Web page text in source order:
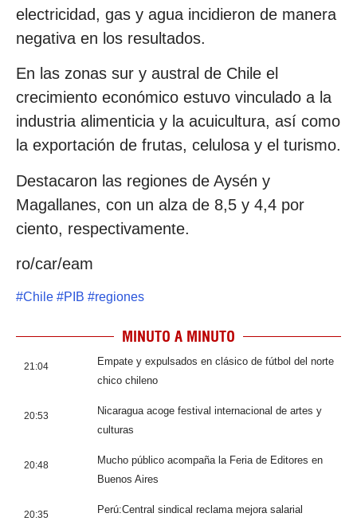
electricidad, gas y agua incidieron de manera
negativa en los resultados.
En las zonas sur y austral de Chile el
crecimiento económico estuvo vinculado a la
industria alimenticia y la acuicultura, así como
la exportación de frutas, celulosa y el turismo.
Destacaron las regiones de Aysén y
Magallanes, con un alza de 8,5 y 4,4 por
ciento, respectivamente.
ro/car/eam
#Chile #PIB #regiones
MINUTO A MINUTO
21:04
Empate y expulsados en clásico de fútbol del norte
chico chileno
20:53
Nicaragua acoge festival internacional de artes y
culturas
20:48
Mucho público acompaña la Feria de Editores en
Buenos Aires
20:35
Perú:Central sindical reclama mejora salarial